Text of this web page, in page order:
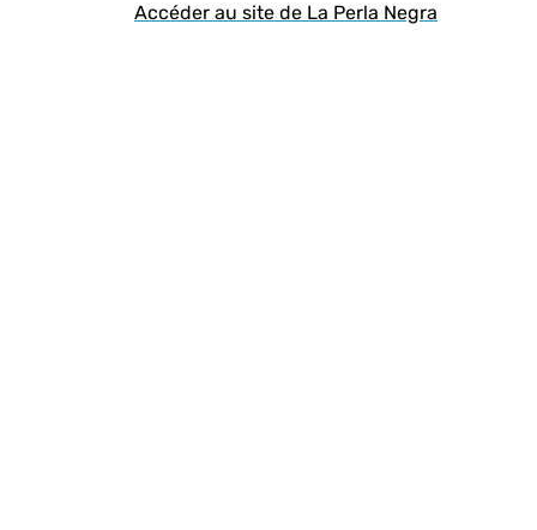
Accéder au site de La Perla Negra